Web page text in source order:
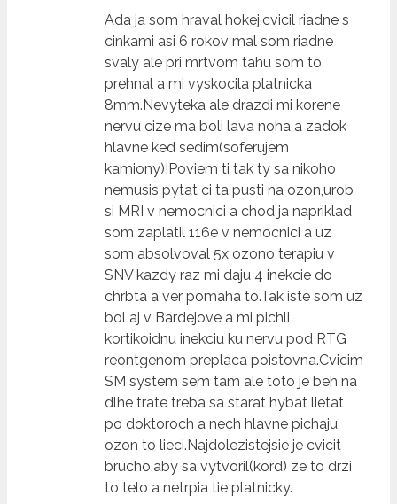
Ada ja som hraval hokej,cvicil riadne s
cinkami asi 6 rokov mal som riadne
svaly ale pri mrtvom tahu som to
prehnal a mi vyskocila platnicka
8mm.Nevyteka ale drazdi mi korene
nervu cize ma boli lava noha a zadok
hlavne ked sedim(soferujem
kamiony)!Poviem ti tak ty sa nikoho
nemusis pytat ci ta pusti na ozon,urob
si MRI v nemocnici a chod ja napriklad
som zaplatil 116e v nemocnici a uz
som absolvoval 5x ozono terapiu v
SNV kazdy raz mi daju 4 inekcie do
chrbta a ver pomaha to.Tak iste som uz
bol aj v Bardejove a mi pichli
kortikoidnu inekciu ku nervu pod RTG
reontgenom preplaca poistovna.Cvicim
SM system sem tam ale toto je beh na
dlhe trate treba sa starat hybat lietat
po doktoroch a nech hlavne pichaju
ozon to lieci.Najdolezistejsie je cvicit
brucho,aby sa vytvoril(kord) ze to drzi
to telo a netrpia tie platnicky.